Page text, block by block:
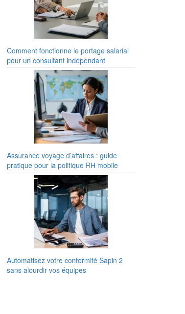
Comment fonctionne le portage salarial
pour un consultant indépendant
Assurance voyage d’affaires : guide
pratique pour la politique RH mobile
Automatisez votre conformité Sapin 2
sans alourdir vos équipes